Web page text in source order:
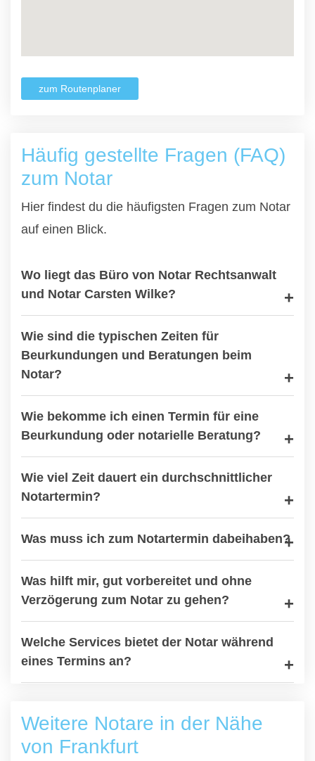
zum Routenplaner
Häufig gestellte Fragen (FAQ)
zum Notar
Hier findest du die häufigsten Fragen zum Notar
auf einen Blick.
Wo liegt das Büro von Notar Rechtsanwalt
und Notar Carsten Wilke?
Wie sind die typischen Zeiten für
Beurkundungen und Beratungen beim
Notar?
Wie bekomme ich einen Termin für eine
Beurkundung oder notarielle Beratung?
Wie viel Zeit dauert ein durchschnittlicher
Notartermin?
Was muss ich zum Notartermin dabeihaben?
Was hilft mir, gut vorbereitet und ohne
Verzögerung zum Notar zu gehen?
Welche Services bietet der Notar während
eines Termins an?
Weitere Notare in der Nähe
von Frankfurt